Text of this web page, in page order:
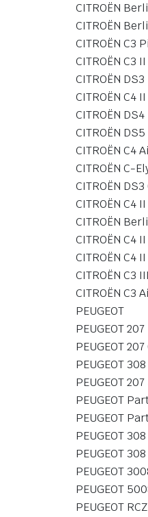
CITROËN
CITROËN
CITROËN C3
CITROËN C3
CITROËN
CITROËN C4
CITROËN
CITROËN
CITROËN C4
CITROËN C-
CITROËN
CITROËN C4
CITROËN
CITROËN C4
CITROËN C4
CITROËN C3
CITROËN C3
PEUGEOT
PEUGEOT
PEUGEOT
PEUGEOT
PEUGEOT
PEUGEOT
PEUGEOT
PEUGEOT
PEUGEOT
PEUGEOT
PEUGEOT
PEUGEOT